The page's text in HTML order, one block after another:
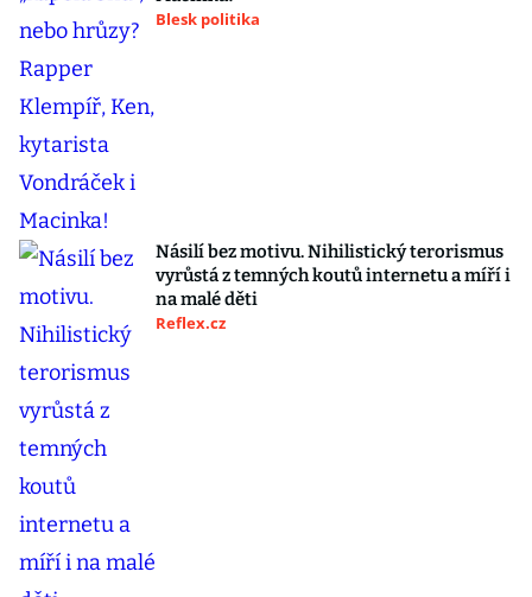
Blesk politika
Násilí bez motivu. Nihilistický terorismus
vyrůstá z temných koutů internetu a míří i
na malé děti
Reflex.cz